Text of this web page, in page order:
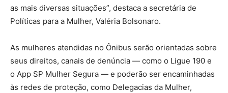
as mais diversas situações”, destaca a secretária de
Políticas para a Mulher, Valéria Bolsonaro.
As mulheres atendidas no Ônibus serão orientadas sobre
seus direitos, canais de denúncia — como o Ligue 190 e
o App SP Mulher Segura — e poderão ser encaminhadas
às redes de proteção, como Delegacias da Mulher,